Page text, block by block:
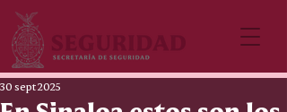
30 sept 2025